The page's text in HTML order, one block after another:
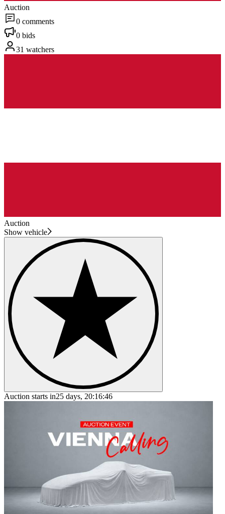
Auction
0 comments
0 bids
31 watchers
Auction
Show vehicle
Auction starts in25 days, 20:16:46